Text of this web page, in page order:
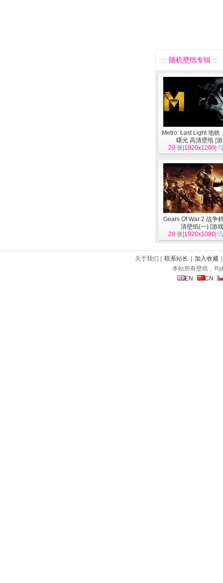
::: 随机壁纸专辑 :::
Metro: Last Light 地铁
曙光 高清壁纸 [
20 张| 1920x1200
Gears Of War 2 战争
清壁纸(一) [游
28 张| 1920x1080
关于我们 | 联系站长 加入收藏
本站所有壁纸，均
EN
CN